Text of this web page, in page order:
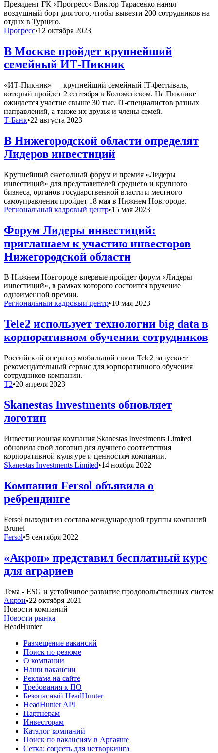
Президент ГК «Прогресс» Виктор Тарасенко нанял
воздушный борт для того, чтобы вывезти 200 сотрудников на
отдых в Турцию.
Прогресс•12 октября 2023
В Москве пройдет крупнейший
семейный ИТ-Пикник
«ИТ-Пикник» — крупнейший семейный IT-фестиваль,
который пройдет 2 сентября в Коломенском. На Пикнике
ожидается участие свыше 30 тыс. IT-специалистов разных
направлений, а также их друзья и члены семей.
Т-Банк•22 августа 2023
В Нижегородской области определят
Лидеров инвестиций
Крупнейший ежегодный форум и премия «Лидеры
инвестиций» для представителей среднего и крупного
бизнеса, органов государственной власти и местного
самоуправления пройдет 18 мая в Нижнем Новгороде.
Региональный кадровый центр•15 мая 2023
Форум Лидеры инвестиций:
приглашаем к участию инвесторов
Нижегородской области
В Нижнем Новгороде впервые пройдет форум «Лидеры
инвестиций», в рамках которого состоится вручение
одноименной премии.
Региональный кадровый центр•10 мая 2023
Tele2 использует технологии big data в
корпоративном обучении сотрудников
Российский оператор мобильной связи Tele2 запускает
рекомендательный сервис для корпоративного обучения
сотрудников компании.
T2•20 апреля 2023
Skanestas Investments обновляет
логотип
Инвестиционная компания Skanestas Investments Limited
обновила свой логотип для лучшего соответствия
корпоративной культуре и ценностям компании.
Skanestas Investments Limited•14 ноября 2022
Компания Fersol объявила о
ребрендинге
Fersol выходит из состава международной группы компаний
Brunel
Fersol•5 сентября 2022
«Акрон» представил бесплатный курс
для аграриев
Тема - ESG и устойчивое развитие продовольственных систем
Акрон•22 октября 2021
Новости компаний
Новости рынка
HeadHunter
Размещение вакансий
Поиск по резюме
О компании
Наши вакансии
Реклама на сайте
Требования к ПО
Безопасный HeadHunter
HeadHunter API
Партнерам
Инвесторам
Каталог компаний
Поиск по вакансиям в Аргаяше
Сетка: соцсеть для нетворкинга